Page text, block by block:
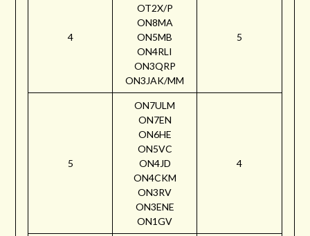
4
OT2X/P
ON8MA
ON5MB
ON4RLI
ON3QRP
ON3JAK/MM
5
5
ON7ULM
ON7EN
ON6HE
ON5VC
ON4JD
ON4CKM
ON3RV
ON3ENE
ON1GV
4